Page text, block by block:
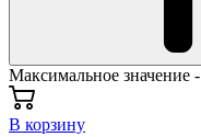
Максимальное значение -
В корзину